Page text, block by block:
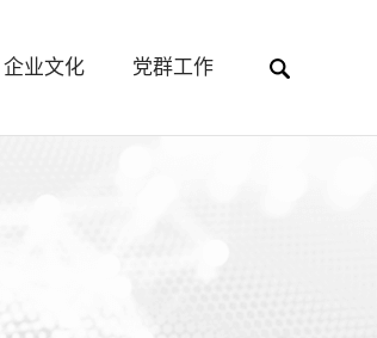
企业文化 党群工作